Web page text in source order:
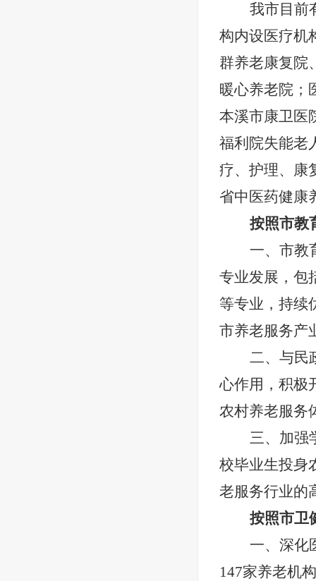
我市目前
构内设医疗机
群养老康复院
暖心养老院；
本溪市康卫医
福利院失能老
疗、护理、康
省中医药健康
按照市教
一、 市教
专业发展，包
等专业，持续
市养老服务产
二、 与民
心作用，积极
农村养老服务
三、 加强
校毕业生投身
老服务行业的
按照市卫
一、深化
147家养老机